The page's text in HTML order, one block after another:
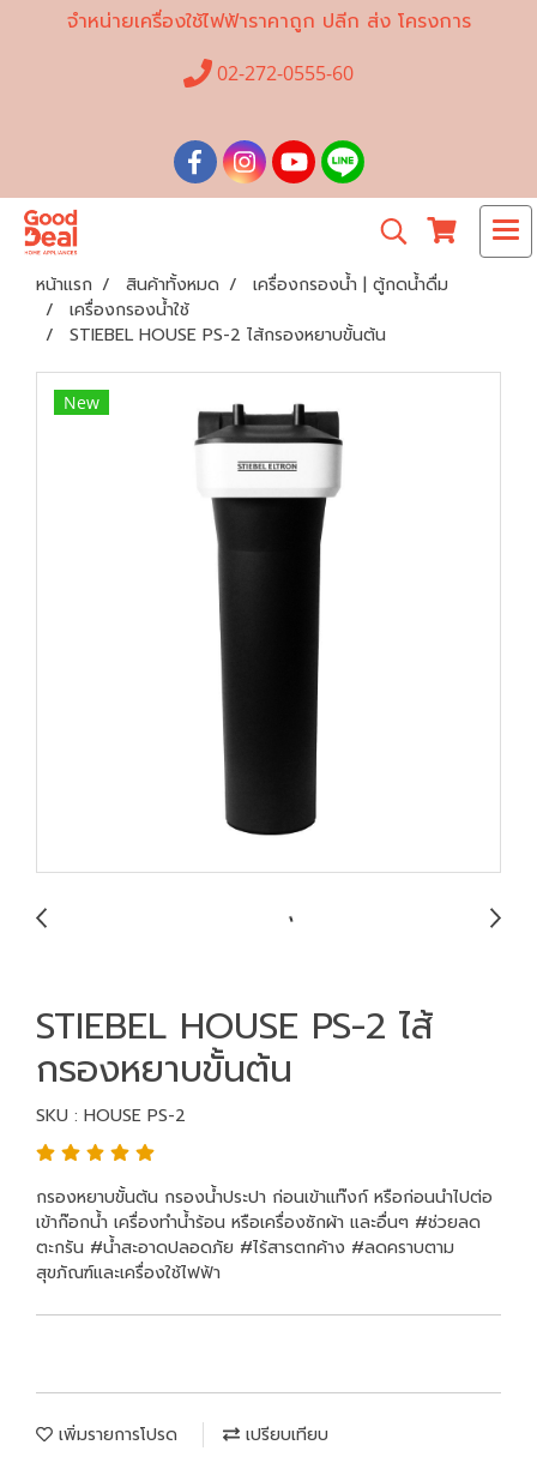
จำหน่ายเครื่องใช้ไฟฟ้าราคาถูก ปลีก ส่ง โครงการ
02-272-0555-60
หน้าแรก สินค้าทั้งหมด
เครื่องกรองน้ำ | ตู้กดน้ำดื่ม
เครื่องกรองน้ำใช้
STIEBEL HOUSE PS-2 ไส้กรองหยาบขั้นต้น
New
STIEBEL HOUSE PS-2 ไส้
กรองหยาบขั้นต้น
SKU : HOUSE PS-2
กรองหยาบขั้นต้น กรองน้ำประปา ก่อนเข้าแท๊งก์ หรือก่อนนำไปต่อ
เข้าก๊อกน้ำ เครื่องทำน้ำร้อน หรือเครื่องซักผ้า และอื่นๆ #ช่วยลด
ตะกรัน #น้ำสะอาดปลอดภัย #ไร้สารตกค้าง #ลดคราบตาม
สุขภัณฑ์และเครื่องใช้ไฟฟ้า
เพิ่มรายการโปรด เปรียบเทียบ